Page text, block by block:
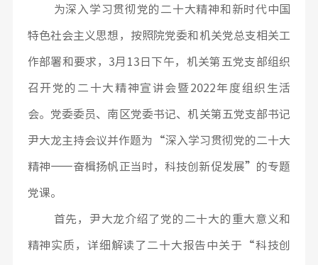
为深入学习贯彻党的二十大精神和新时代中国
特色社会主义思想，按照院党委和机关党总支相关工
作部署和要求，3月13日下午，机关第五党支部组织
召开党的二十大精神宣讲会暨2022年度组织生活
会。党委委员、南区党委书记、机关第五党支部书记
尹大龙主持会议并作题为“深入学习贯彻党的二十大
精神——奋楫扬帆正当时，科技创新促发展”的专题
党课。
首先，尹大龙介绍了党的二十大的重大意义和
精神实质，详细解读了二十大报告中关于“科技创